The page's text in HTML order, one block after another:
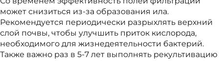
может снизиться из-за образования ила.
Рекомендуется периодически разрыхлять верхний
слой почвы, чтобы улучшить приток кислорода,
необходимого для жизнедеятельности бактерий.
Также важно раз в 5-7 лет выполнять рекультивацию